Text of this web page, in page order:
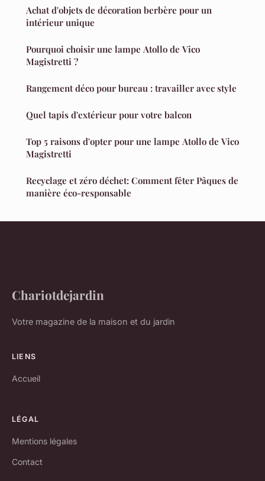
Achat d'objets de décoration berbère pour un
intérieur unique
Pourquoi choisir une lampe Atollo de Vico
Magistretti ?
Rangement déco pour bureau : travailler avec style
Quel tapis d'extérieur pour votre balcon
Top 5 raisons d'opter pour une lampe Atollo de Vico
Magistretti
Recyclage et zéro déchet: Comment fêter Pâques de
manière éco-responsable
Chariotdejardin
Votre magazine de la maison et du jardin
LIENS
Accueil
LÉGAL
Mentions légales
Contact